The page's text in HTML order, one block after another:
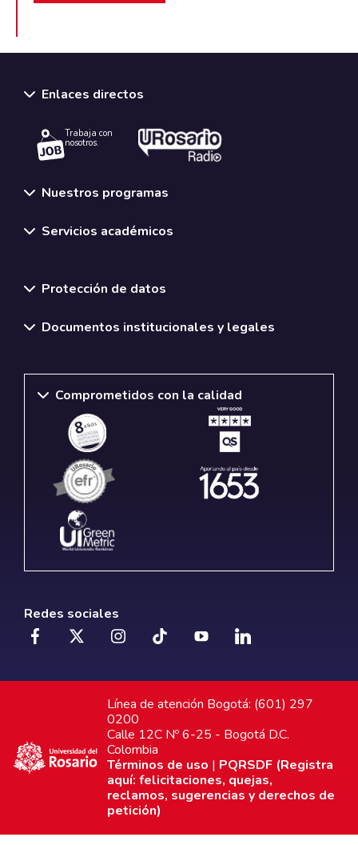
Enlaces directos
Trabaja con
nosotros.
Nuestros programas
Servicios académicos
Protección de datos
Documentos institucionales y legales
Comprometidos con la calidad
Redes sociales
Línea de atención Bogotá: (601) 297
0200
Calle 12C Nº 6-25 - Bogotá D.C.
Colombia
Términos de uso | PQRSDF (Registra
aquí: felicitaciones, quejas,
reclamos, sugerencias y derechos de
petición)